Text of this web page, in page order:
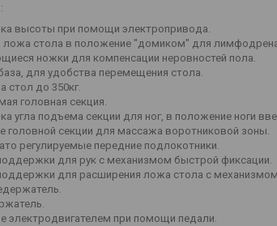
высоты при помощи электропривода.
ложа стола в положение "домиком" для
ножки для компенсации неровностей пола.
для удобства перемещения стола.
стол до 350кг.
головная секция.
угла подъема секции для ног, в положение ноги
головной секции для массажа воротниковой зоны.
регулируемые передние подлокотники.
для рук с механизмом быстрой фиксации.
для расширения ложа стола с
электродвигателем при помощи педали.